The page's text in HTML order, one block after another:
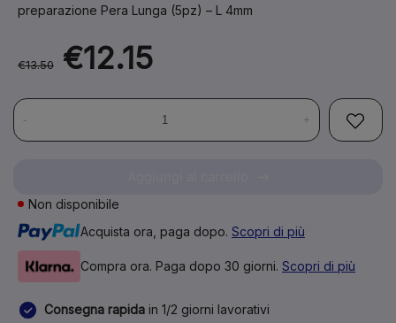
preparazione Pera Lunga (5pz) – L 4mm
€13.50 €12.15
- +
Non disponibile
Acquista ora, paga dopo. Scopri di più
Compra ora. Paga dopo 30 giorni. Scopri di più
Consegna rapida in 1/2 giorni lavorativi